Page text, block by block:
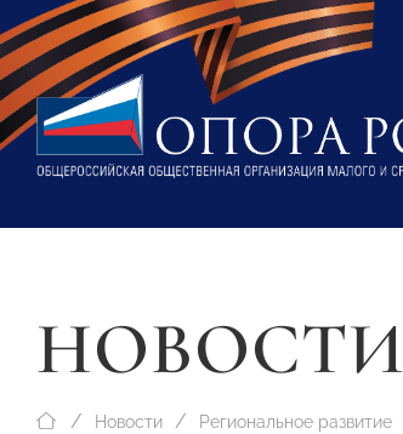
НОВОСТИ
Новости Региональное развитие